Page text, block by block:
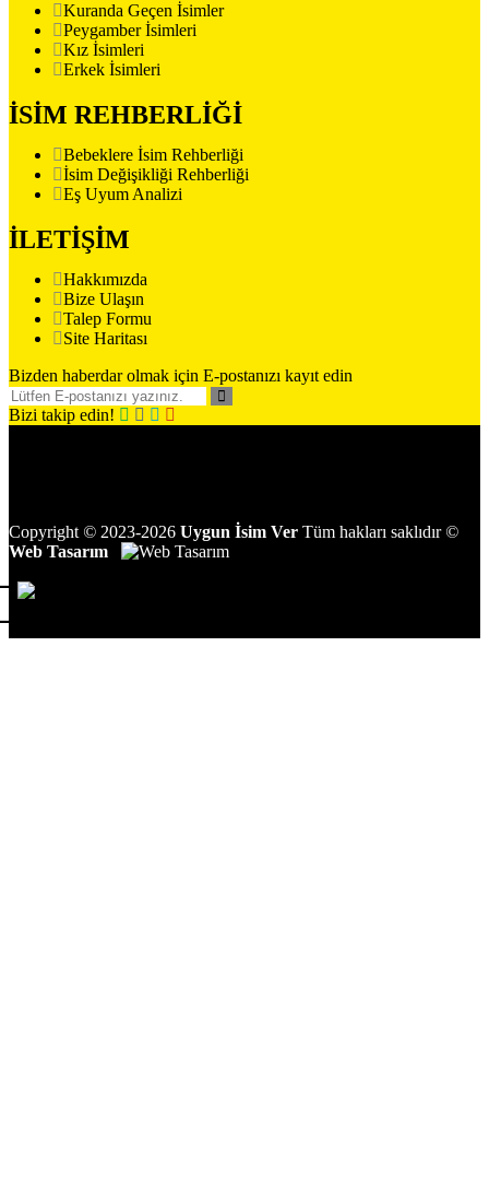
Kuranda Geçen İsimler
Peygamber İsimleri
Kız İsimleri
Erkek İsimleri
İSİM REHBERLİĞİ
Bebeklere İsim Rehberliği
İsim Değişikliği Rehberliği
Eş Uyum Analizi
İLETİŞİM
Hakkımızda
Bize Ulaşın
Talep Formu
Site Haritası
Bizden haberdar olmak için E-postanızı kayıt edin
Bizi takip edin!
Copyright © 2023-2026 Uygun İsim Ver Tüm hakları saklıdır ©
Web Tasarım